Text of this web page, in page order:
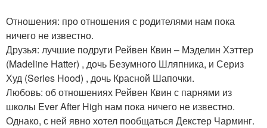
Отношения: про отношения с родителями нам пока
ничего не известно.
Друзья: лучшие подруги Рейвен Квин – Мэделин Хэттер
(Madeline Hatter) , дочь Безумного Шляпника, и Сериз
Худ (Series Hood) , дочь Красной Шапочки.
Любовь: об отношениях Рейвен Квин с парнями из
школы Ever After High нам пока ничего не известно.
Однако, с ней явно хотел пообщаться Декстер Чарминг.